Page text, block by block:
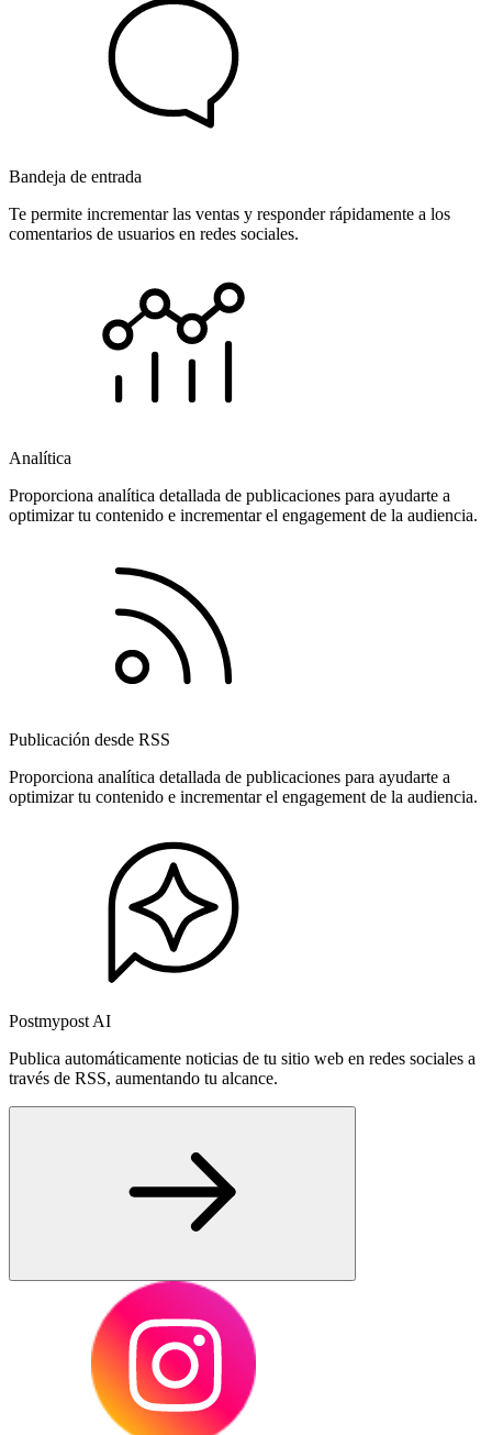
Bandeja de entrada
Te permite incrementar las ventas y responder rápidamente a los
comentarios de usuarios en redes sociales.
Analítica
Proporciona analítica detallada de publicaciones para ayudarte a
optimizar tu contenido e incrementar el engagement de la audiencia.
Publicación desde RSS
Proporciona analítica detallada de publicaciones para ayudarte a
optimizar tu contenido e incrementar el engagement de la audiencia.
Postmypost AI
Publica automáticamente noticias de tu sitio web en redes sociales a
través de RSS, aumentando tu alcance.